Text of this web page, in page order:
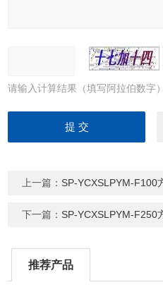
请输入计算结果（填写阿拉伯数字
上一篇： SP-YCXSLPYM-F100方形
下一篇： SP-YCXSLPYM-F250方形
推荐产品